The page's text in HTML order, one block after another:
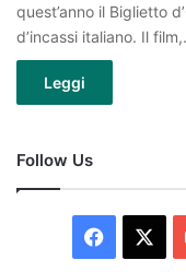
quest’anno il Biglietto
d’incassi italiano. Il
Leggi
Follow Us